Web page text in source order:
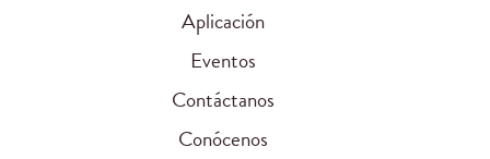
Aplicación
Eventos
Contáctanos
Conócenos